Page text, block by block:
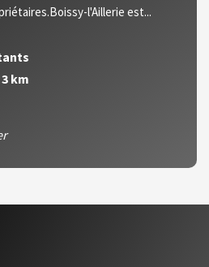
l'Aillerie est...
3 km